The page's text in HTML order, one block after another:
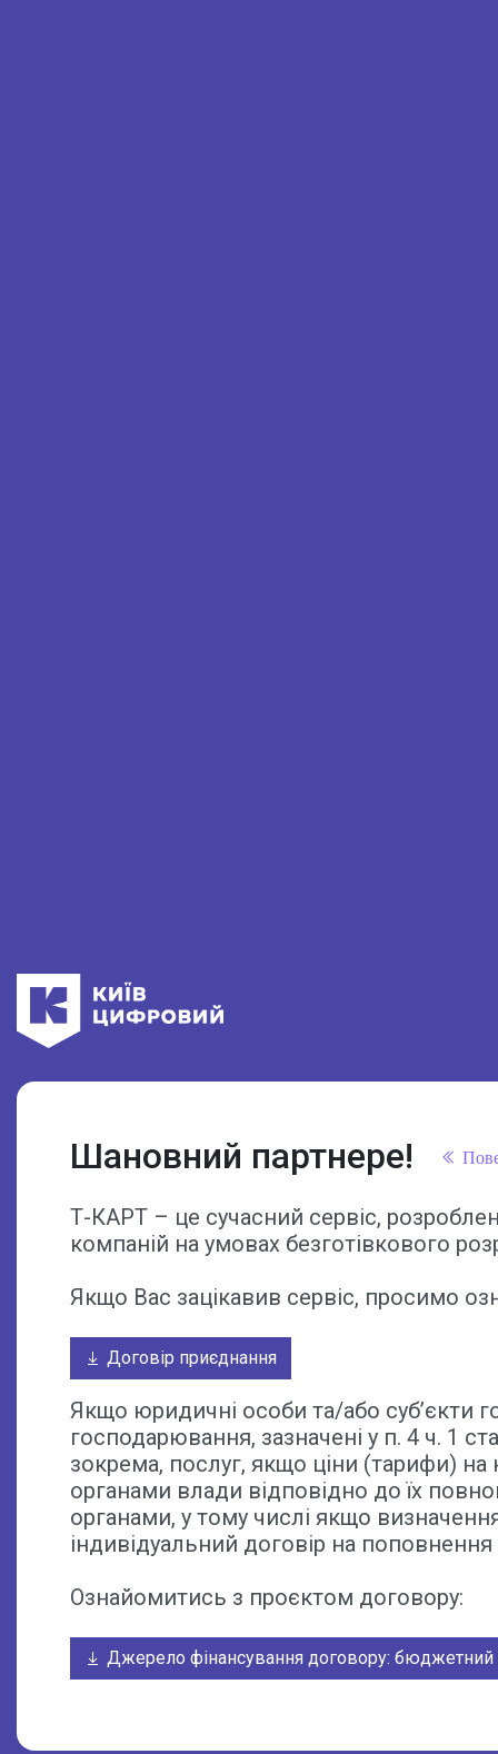
Шановний партнере!
Т-КАРТ – це сучасний сервіс,
компаній на умовах безготівкового
Якщо Вас зацікавив сервіс, просимо
Договір приєднання
Якщо юридичні особи та/або суб’єкти
господарювання, зазначені у п. 4 ч. 1
зокрема, послуг, якщо ціни (тарифи)
органами влади відповідно до їх
органами, у тому числі якщо
індивідуальний договір на
Ознайомитись з проєктом договору:
Джерело фінансування договору: бюджетний